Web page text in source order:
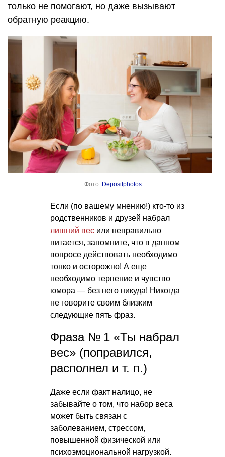
только не помогают, но даже вызывают
обратную реакцию.
Фото: Depositphotos
Если (по вашему мнению!) кто-то из
родственников и друзей набрал
лишний вес или неправильно
питается, запомните, что в данном
вопросе действовать необходимо
тонко и осторожно! А еще
необходимо терпение и чувство
юмора — без него никуда! Никогда
не говорите своим близким
следующие пять фраз.
Фраза № 1 «Ты набрал
вес» (поправился,
располнел и т. п.)
Даже если факт налицо, не
забывайте о том, что набор веса
может быть связан с
заболеванием, стрессом,
повышенной физической или
психоэмоциональной нагрузкой.